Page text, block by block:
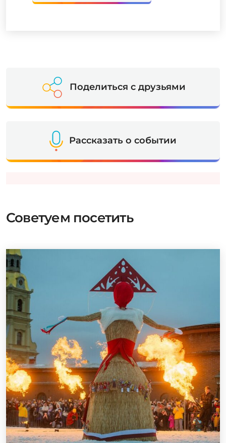
Поделиться с друзьями
Рассказать о событии
Советуем посетить